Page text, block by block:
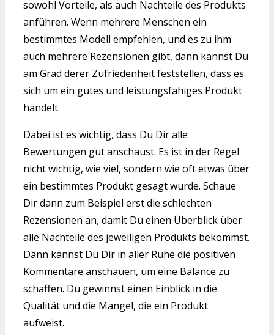
sowohl Vorteile, als auch Nachteile des Produkts
anführen. Wenn mehrere Menschen ein
bestimmtes Modell empfehlen, und es zu ihm
auch mehrere Rezensionen gibt, dann kannst Du
am Grad derer Zufriedenheit feststellen, dass es
sich um ein gutes und leistungsfähiges Produkt
handelt.
Dabei ist es wichtig, dass Du Dir alle
Bewertungen gut anschaust. Es ist in der Regel
nicht wichtig, wie viel, sondern wie oft etwas über
ein bestimmtes Produkt gesagt wurde. Schaue
Dir dann zum Beispiel erst die schlechten
Rezensionen an, damit Du einen Überblick über
alle Nachteile des jeweiligen Produkts bekommst.
Dann kannst Du Dir in aller Ruhe die positiven
Kommentare anschauen, um eine Balance zu
schaffen. Du gewinnst einen Einblick in die
Qualität und die Mangel, die ein Produkt
aufweist.